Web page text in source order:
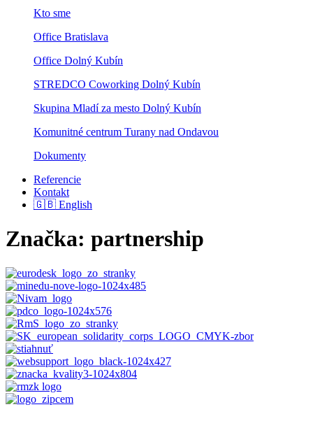
Kto sme
Office Bratislava
Office Dolný Kubín
STREDCO Coworking Dolný Kubín
Skupina Mladí za mesto Dolný Kubín
Komunitné centrum Turany nad Ondavou
Dokumenty
Referencie
Kontakt
🇬🇧 English
Značka: partnership